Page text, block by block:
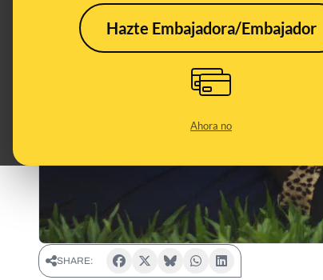
Hazte Embajadora/Embajador
Ahora no
SHARE: